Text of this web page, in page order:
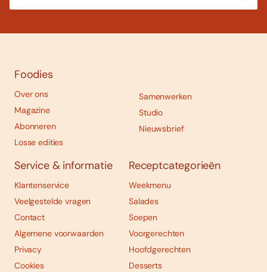
Foodies
Over ons
Magazine
Abonneren
Losse edities
Samenwerken
Studio
Nieuwsbrief
Service & informatie
Klantenservice
Veelgestelde vragen
Contact
Algemene voorwaarden
Privacy
Cookies
Receptcategorieën
Weekmenu
Salades
Soepen
Voorgerechten
Hoofdgerechten
Desserts